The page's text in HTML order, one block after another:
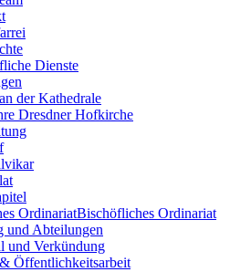
Dienste
der Kathedrale
Dresdner Hofkirche
Bischöfliches Ordinariat
und Abteilungen
und Verkündung
Öffentlichkeitsarbeit